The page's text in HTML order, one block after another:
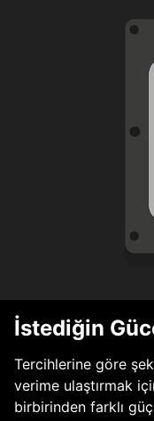
İstediğin
Tercihlerine göre
verime ulaştırmak
birbirinden farklı